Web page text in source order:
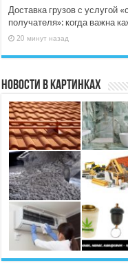
Доставка грузов с услугой
получателя»: когда важна
20 минут назад
Новости в картинках